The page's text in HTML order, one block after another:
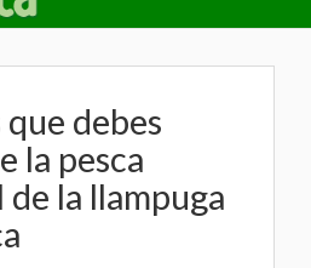
que debes
la pesca
la llampuga